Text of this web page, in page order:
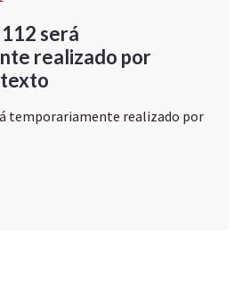
será
realizado por
texto
temporariamente realizado por